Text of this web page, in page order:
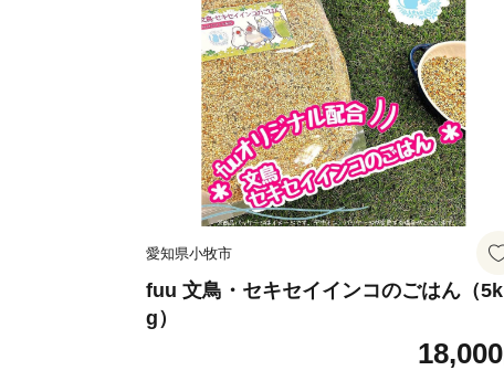
愛知県小牧市
fuu 文鳥・セキセイインコのごはん（5k
g）
18,000